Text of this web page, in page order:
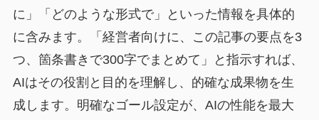
に」「どのような形式で」といった情報を具体的
に含みます。「経営者向けに、この記事の要点を3
つ、箇条書きで300字でまとめて」と指示すれば、
AIはその役割と目的を理解し、的確な成果物を生
成します。明確なゴール設定が、AIの性能を最大